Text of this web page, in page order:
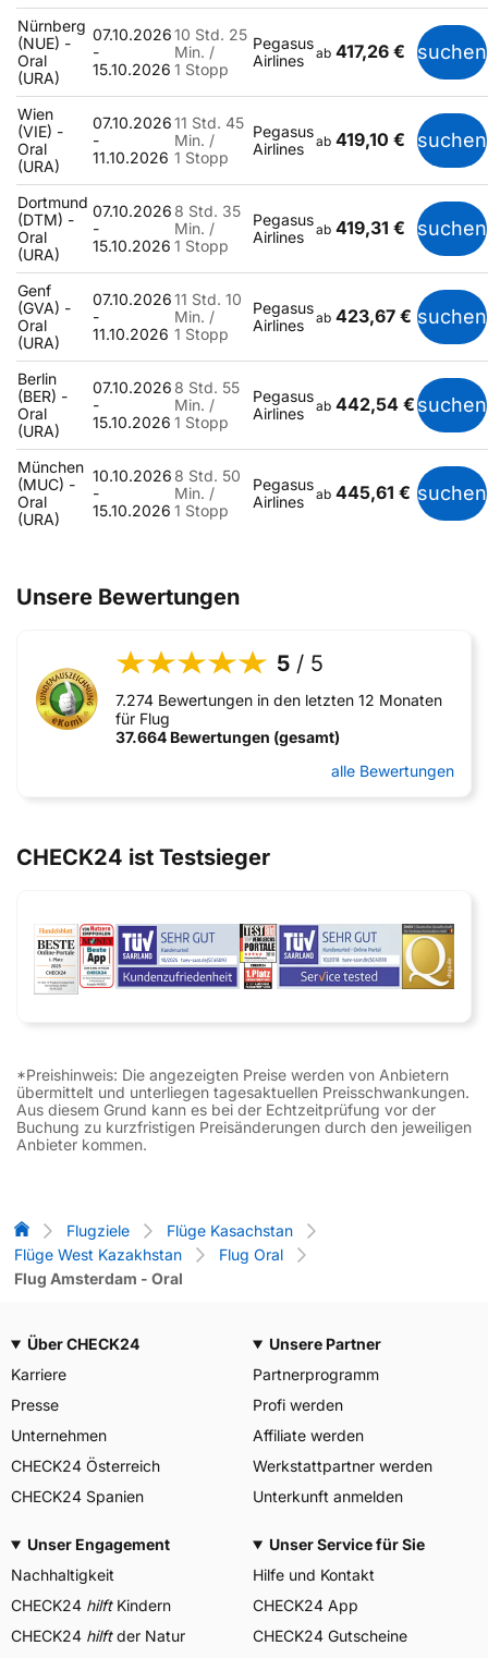
Nürnberg
(NUE) -
Oral
(URA)
07.10.2026
-
15.10.2026
10 Std. 25
Min. /
1 Stopp
Pegasus
Airlines
ab 417,26 € suchen
Wien
(VIE) -
Oral
(URA)
07.10.2026
-
11.10.2026
11 Std. 45
Min. /
1 Stopp
Pegasus
Airlines
ab 419,10 € suchen
Dortmund
(DTM) -
Oral
(URA)
07.10.2026
-
15.10.2026
8 Std. 35
Min. /
1 Stopp
Pegasus
Airlines
ab 419,31 € suchen
Genf
(GVA) -
Oral
(URA)
07.10.2026
-
11.10.2026
11 Std. 10
Min. /
1 Stopp
Pegasus
Airlines
ab 423,67 € suchen
Berlin
(BER) -
Oral
(URA)
07.10.2026
-
15.10.2026
8 Std. 55
Min. /
1 Stopp
Pegasus
Airlines
ab 442,54 €suchen
München
(MUC) -
Oral
(URA)
10.10.2026
-
15.10.2026
8 Std. 50
Min. /
1 Stopp
Pegasus
Airlines
ab 445,61 € suchen
Unsere Bewertungen
5 / 5
7.274 Bewertungen in den letzten 12 Monaten
für Flug
37.664 Bewertungen (gesamt)
alle Bewertungen
CHECK24 ist Testsieger
*Preishinweis: Die angezeigten Preise werden von Anbietern
übermittelt und unterliegen tagesaktuellen Preisschwankungen.
Aus diesem Grund kann es bei der Echtzeitprüfung vor der
Buchung zu kurzfristigen Preisänderungen durch den jeweiligen
Anbieter kommen.
Flug-Vergleich
Flugziele
Flüge Kasachstan
Flüge West Kazakhstan
Flug Oral
Flug Amsterdam - Oral
Über CHECK24
Karriere
Presse
Unternehmen
CHECK24 Österreich
CHECK24 Spanien
Unsere Partner
Partnerprogramm
Profi werden
Affiliate werden
Werkstattpartner werden
Unterkunft anmelden
Unser Engagement
Nachhaltigkeit
CHECK24 hilftKindern
CHECK24 hilftder Natur
Unser Service für Sie
Hilfe und Kontakt
CHECK24 App
CHECK24 Gutscheine